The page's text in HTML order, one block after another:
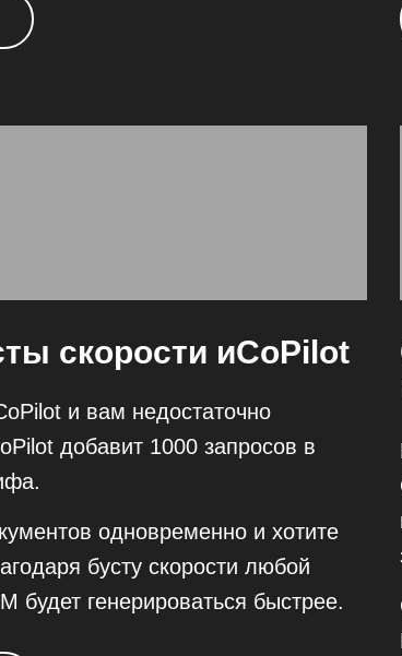
скорости иCoPilot
и вам недостаточно
добавит 1000 запросов в
одновременно и хотите
бусту скорости любой
будет генерироваться быстрее.